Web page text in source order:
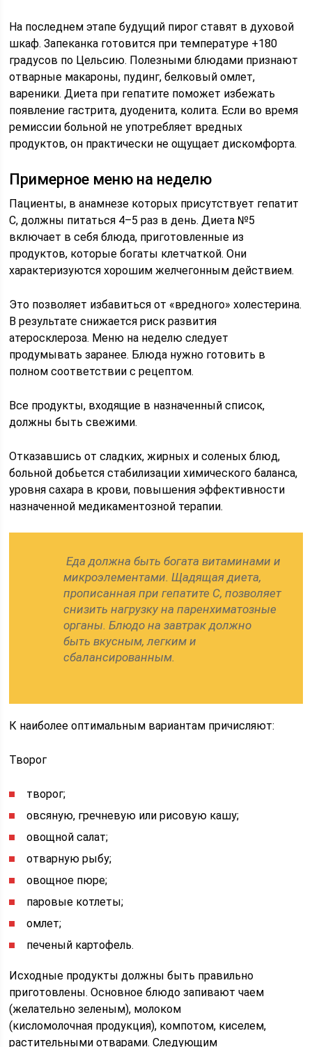
На последнем этапе будущий пирог ставят в духовой
шкаф. Запеканка готовится при температуре +180
градусов по Цельсию. Полезными блюдами признают
отварные макароны, пудинг, белковый омлет,
вареники. Диета при гепатите поможет избежать
появление гастрита, дуоденита, колита. Если во время
ремиссии больной не употребляет вредных
продуктов, он практически не ощущает дискомфорта.
Примерное меню на неделю
Пациенты, в анамнезе которых присутствует гепатит
С, должны питаться 4–5 раз в день. Диета №5
включает в себя блюда, приготовленные из
продуктов, которые богаты клетчаткой. Они
характеризуются хорошим желчегонным действием.
Это позволяет избавиться от «вредного» холестерина.
В результате снижается риск развития
атеросклероза. Меню на неделю следует
продумывать заранее. Блюда нужно готовить в
полном соответствии с рецептом.
Все продукты, входящие в назначенный список,
должны быть свежими.
Отказавшись от сладких, жирных и соленых блюд,
больной добьется стабилизации химического баланса,
уровня сахара в крови, повышения эффективности
назначенной медикаментозной терапии.
Еда должна быть богата витаминами и
микроэлементами. Щадящая диета,
прописанная при гепатите С, позволяет
снизить нагрузку на паренхиматозные
органы. Блюдо на завтрак должно
быть вкусным, легким и
сбалансированным.
К наиболее оптимальным вариантам причисляют:
Творог
творог;
овсяную, гречневую или рисовую кашу;
овощной салат;
отварную рыбу;
овощное пюре;
паровые котлеты;
омлет;
печеный картофель.
Исходные продукты должны быть правильно
приготовлены. Основное блюдо запивают чаем
(желательно зеленым), молоком
(кисломолочная продукция), компотом, киселем,
растительными отварами. Следующим